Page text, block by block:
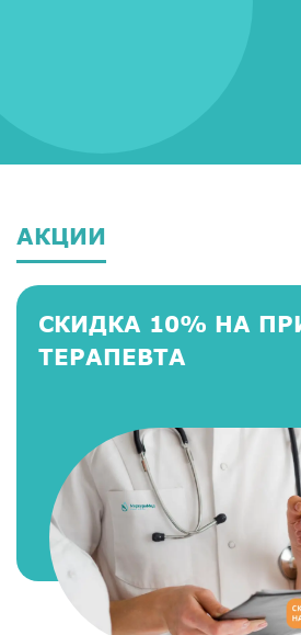
АКЦИИ
СКИДКА 10% НА
ТЕРАПЕВТА